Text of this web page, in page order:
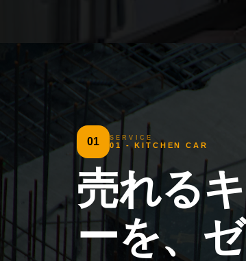
01 SERVICE
01 - KITCHEN CAR
売れる
ーを、